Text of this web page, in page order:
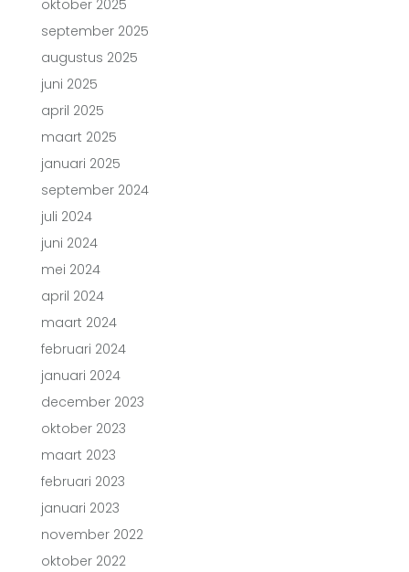
oktober 2025
september 2025
augustus 2025
juni 2025
april 2025
maart 2025
januari 2025
september 2024
juli 2024
juni 2024
mei 2024
april 2024
maart 2024
februari 2024
januari 2024
december 2023
oktober 2023
maart 2023
februari 2023
januari 2023
november 2022
oktober 2022